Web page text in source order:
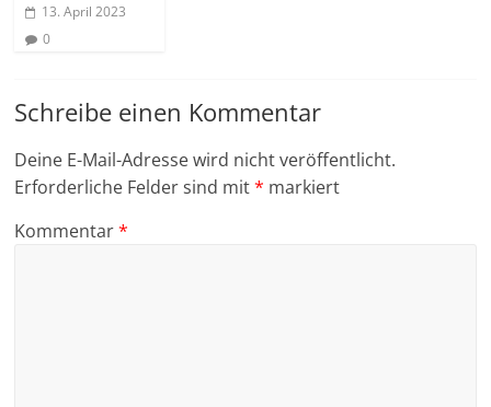
13. April 2023
0
Schreibe einen Kommentar
Deine E-Mail-Adresse wird nicht veröffentlicht.
Erforderliche Felder sind mit* markiert
Kommentar*